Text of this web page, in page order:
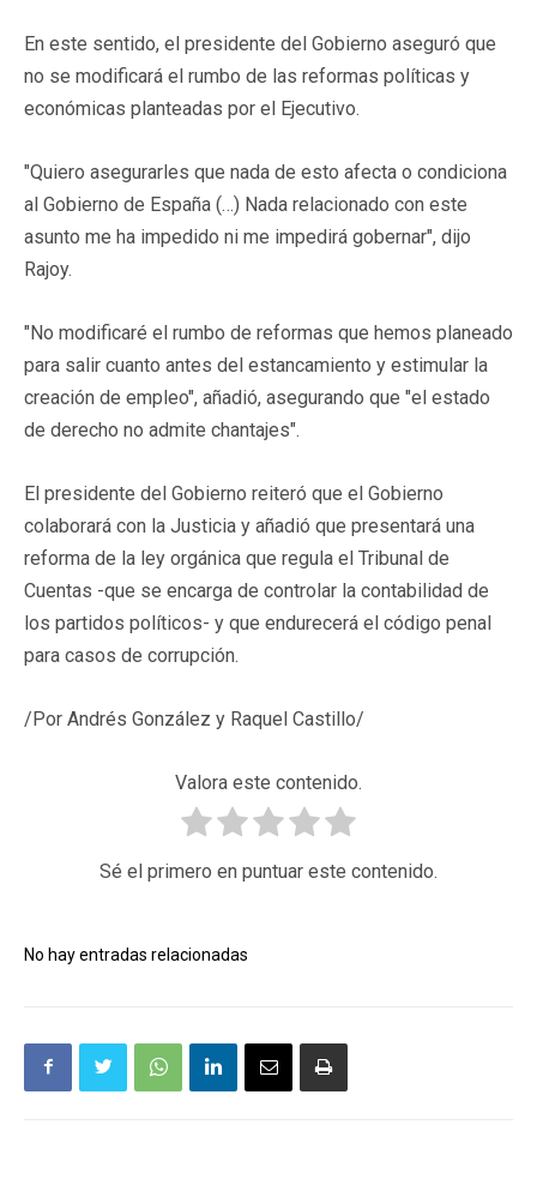
En este sentido, el presidente del Gobierno aseguró que
no se modificará el rumbo de las reformas políticas y
económicas planteadas por el Ejecutivo.
"Quiero asegurarles que nada de esto afecta o condiciona
al Gobierno de España (…) Nada relacionado con este
asunto me ha impedido ni me impedirá gobernar", dijo
Rajoy.
"No modificaré el rumbo de reformas que hemos planeado
para salir cuanto antes del estancamiento y estimular la
creación de empleo", añadió, asegurando que "el estado
de derecho no admite chantajes".
El presidente del Gobierno reiteró que el Gobierno
colaborará con la Justicia y añadió que presentará una
reforma de la ley orgánica que regula el Tribunal de
Cuentas -que se encarga de controlar la contabilidad de
los partidos políticos- y que endurecerá el código penal
para casos de corrupción.
/Por Andrés González y Raquel Castillo/
Valora este contenido.
Sé el primero en puntuar este contenido.
No hay entradas relacionadas